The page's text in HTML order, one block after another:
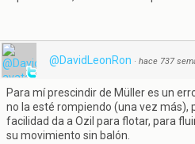
@DavidLeonRon · hace 737
Para mí prescindir de Müller es un
no la esté rompiendo (una vez más),
facilidad da a Ozil para flotar, para
su movimiento sin balón.